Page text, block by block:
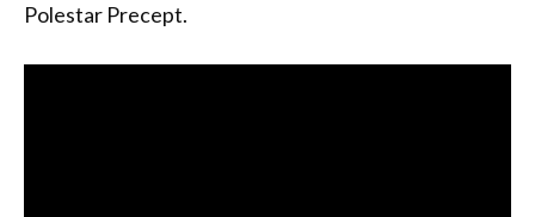
Polestar Precept.